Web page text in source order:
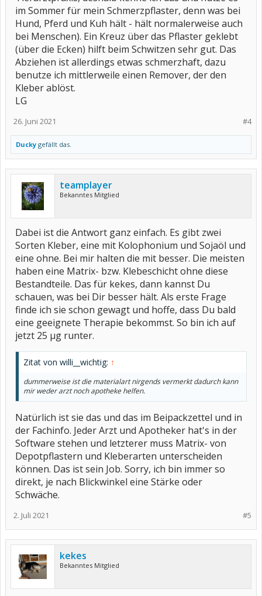
im Sommer für mein Schmerzpflaster, denn was bei
Hund, Pferd und Kuh hält - hält normalerweise auch
bei Menschen). Ein Kreuz über das Pflaster geklebt
(über die Ecken) hilft beim Schwitzen sehr gut. Das
Abziehen ist allerdings etwas schmerzhaft, dazu
benutze ich mittlerweile einen Remover, der den
Kleber ablöst.
LG
#4
26. Juni 2021
Ducky gefällt das.
teamplayer
Bekanntes Mitglied
Dabei ist die Antwort ganz einfach. Es gibt zwei
Sorten Kleber, eine mit Kolophonium und Sojaöl und
eine ohne. Bei mir halten die mit besser. Die meisten
haben eine Matrix- bzw. Klebeschicht ohne diese
Bestandteile. Das für kekes, dann kannst Du
schauen, was bei Dir besser hält. Als erste Frage
finde ich sie schon gewagt und hoffe, dass Du bald
eine geeignete Therapie bekommst. So bin ich auf
jetzt 25 µg runter.
Zitat von willi__wichtig: ↑
dummerweise ist die materialart nirgends vermerkt dadurch kann
mir weder arzt noch apotheke helfen.
Natürlich ist sie das und das im Beipackzettel und in
der Fachinfo. Jeder Arzt und Apotheker hat's in der
Software stehen und letzterer muss Matrix- von
Depotpflastern und Kleberarten unterscheiden
können. Das ist sein Job. Sorry, ich bin immer so
direkt, je nach Blickwinkel eine Stärke oder
Schwäche.
#5
2. Juli 2021
kekes
Bekanntes Mitglied